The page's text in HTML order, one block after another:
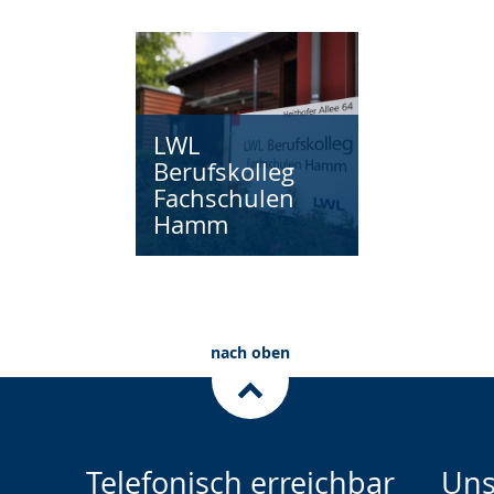
LWL
Berufskolleg
Fachschulen
Hamm
nach oben
Telefonisch erreichbar